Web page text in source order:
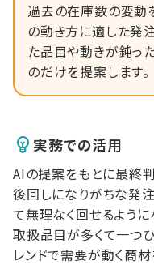
過去の在庫数の変動
の動き方に適した発
た品目や動きが鈍っ
のだけを提案します。
実務での活用
AIの提案をもとに最終
後回しになりがちな発
て無理なく回せるように
取扱品目が多くて一つ
レンドで需要が動く商